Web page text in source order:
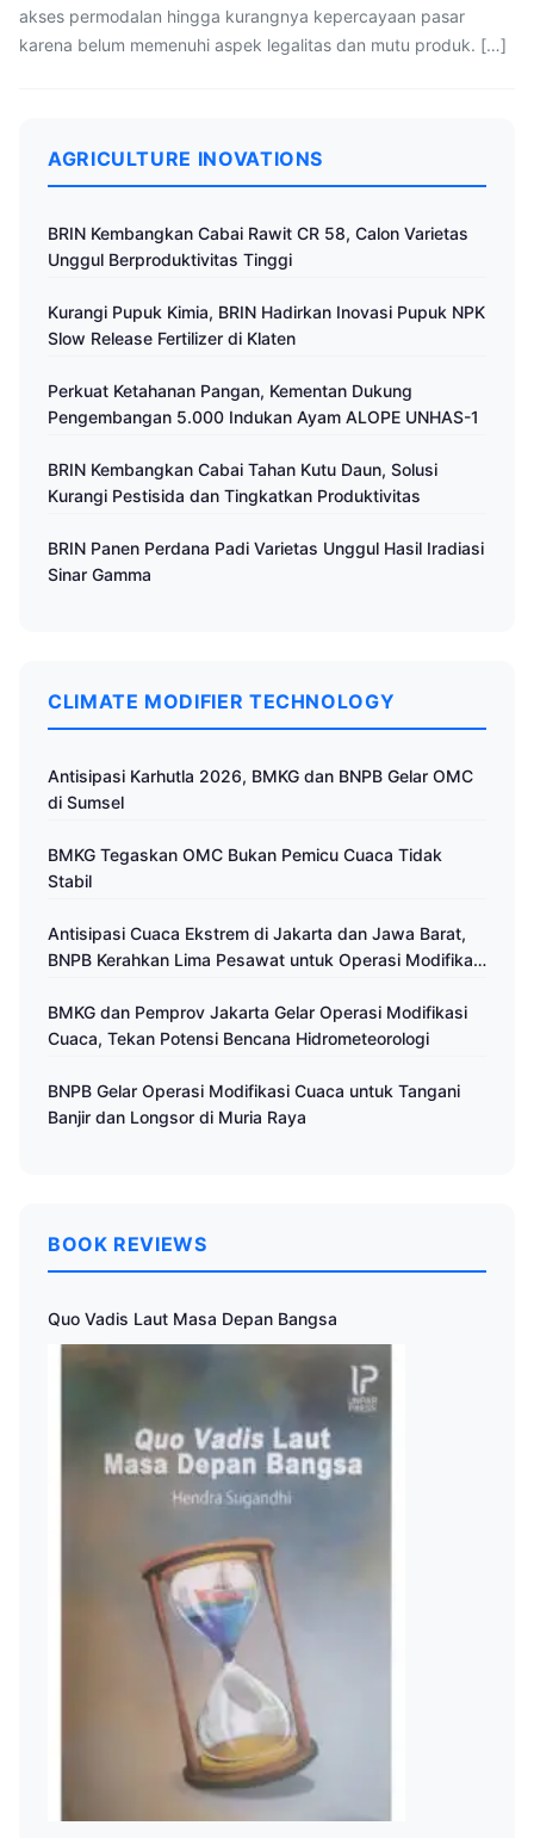
akses permodalan hingga kurangnya kepercayaan pasar
karena belum memenuhi aspek legalitas dan mutu produk. […]
AGRICULTURE INOVATIONS
BRIN Kembangkan Cabai Rawit CR 58, Calon Varietas
Unggul Berproduktivitas Tinggi
Kurangi Pupuk Kimia, BRIN Hadirkan Inovasi Pupuk NPK
Slow Release Fertilizer di Klaten
Perkuat Ketahanan Pangan, Kementan Dukung
Pengembangan 5.000 Indukan Ayam ALOPE UNHAS-1
BRIN Kembangkan Cabai Tahan Kutu Daun, Solusi
Kurangi Pestisida dan Tingkatkan Produktivitas
BRIN Panen Perdana Padi Varietas Unggul Hasil Iradiasi
Sinar Gamma
CLIMATE MODIFIER TECHNOLOGY
Antisipasi Karhutla 2026, BMKG dan BNPB Gelar OMC
di Sumsel
BMKG Tegaskan OMC Bukan Pemicu Cuaca Tidak
Stabil
Antisipasi Cuaca Ekstrem di Jakarta dan Jawa Barat,
BNPB Kerahkan Lima Pesawat untuk Operasi Modifikasi
BMKG dan Pemprov Jakarta Gelar Operasi Modifikasi
Cuaca, Tekan Potensi Bencana Hidrometeorologi
BNPB Gelar Operasi Modifikasi Cuaca untuk Tangani
Banjir dan Longsor di Muria Raya
BOOK REVIEWS
Quo Vadis Laut Masa Depan Bangsa